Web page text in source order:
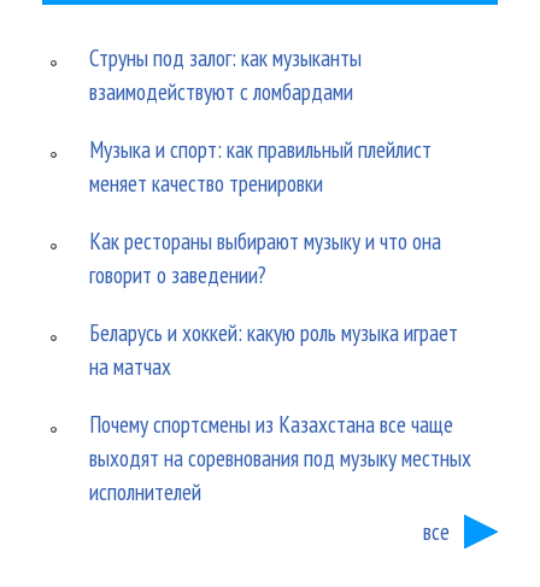
Струны под залог: как музыканты
взаимодействуют с ломбардами
Музыка и спорт: как правильный плейлист
меняет качество тренировки
Как рестораны выбирают музыку и что она
говорит о заведении?
Беларусь и хоккей: какую роль музыка играет
на матчах
Почему спортсмены из Казахстана все чаще
выходят на соревнования под музыку местных
исполнителей
все